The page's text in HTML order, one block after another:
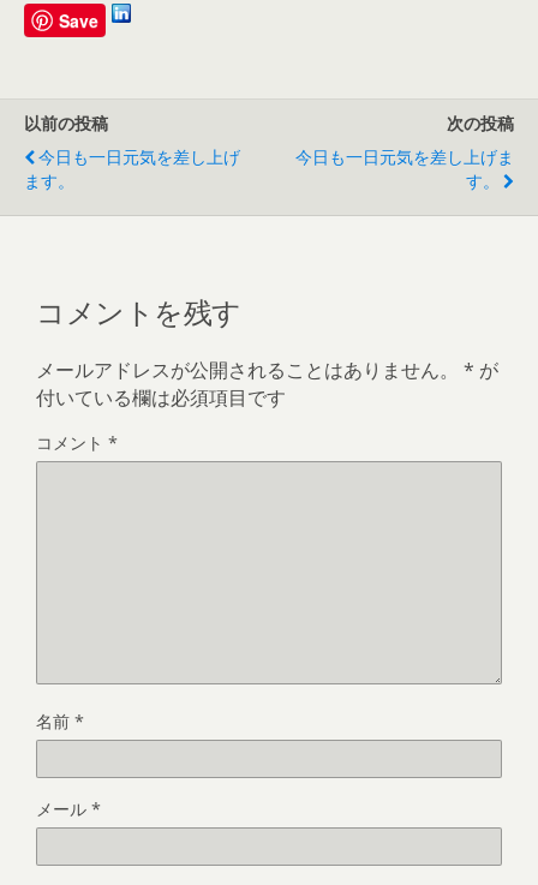
Save
以前の投稿
今日も一日元気を差し上げ
ます。
次の投稿
今日も一日元気を差し上げま
す。
コメントを残す
メールアドレスが公開されることはありません。 * が
付いている欄は必須項目です
コメント *
名前 *
メール *